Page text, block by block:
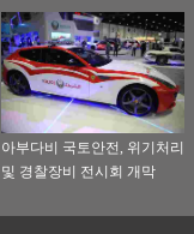
아부다비 국토안전, 위기처리
및 경찰장비 전시회 개막